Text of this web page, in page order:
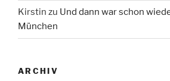
Kirstin zu Und dann war schon
München
ARCHIV